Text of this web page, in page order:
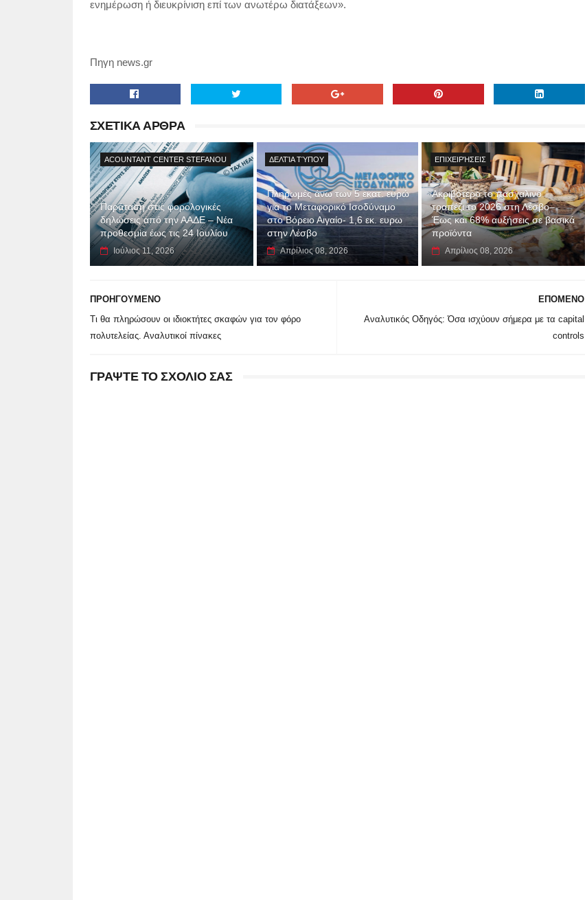
ενημέρωση ή διευκρίνιση επί των ανωτέρω διατάξεων».
Πηγη news.gr
ΣΧΕΤΙΚΑ ΑΡΘΡΑ
ACOUNTANT CENTER STEFANOU
Παράταση στις φορολογικές
δηλώσεις από την ΑΑΔΕ – Νέα
προθεσμία έως τις 24 Ιουλίου
Ιούλιος 11, 2026
ΔΕΛΤΊΑ ΤΎΠΟΥ
Πληρωμές άνω των 5 εκατ. ευρώ
για το Μεταφορικό Ισοδύναμο
στο Βόρειο Αιγαίο- 1,6 εκ. ευρω
στην Λέσβο
Απρίλιος 08, 2026
ΕΠΙΧΕΙΡΉΣΕΙΣ
Ακριβότερο το πασχαλινό
τραπέζι το 2026 στη Λέσβο–
Έως και 68% αυξήσεις σε βασικά
προϊόντα
Απρίλιος 08, 2026
ΕΠΟΜΕΝΟ
Αναλυτικός Οδηγός: Όσα ισχύουν σήμερα με τα capital
controls
ΠΡΟΗΓΟΥΜΕΝΟ
Τι θα πληρώσουν οι ιδιοκτήτες σκαφών για τον φόρο
πολυτελείας. Αναλυτικοί πίνακες
ΓΡΑΨΤΕ ΤΟ ΣΧΟΛΙΟ ΣΑΣ